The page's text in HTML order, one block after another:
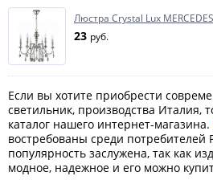
Люстра Crystal Lux
23 руб.
Если вы хотите приобрести
светильник, производства Италия,
каталог нашего интернет-магазина.
востребованы среди потребителей
популярность заслужена, так как
модное, надежное и его можно